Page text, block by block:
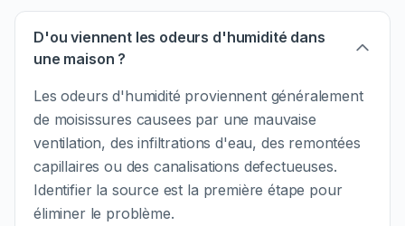
D'ou viennent les odeurs d'humidité dans
une maison ?
Les odeurs d'humidité proviennent généralement
de moisissures causees par une mauvaise
ventilation, des infiltrations d'eau, des remontées
capillaires ou des canalisations defectueuses.
Identifier la source est la première étape pour
éliminer le problème.